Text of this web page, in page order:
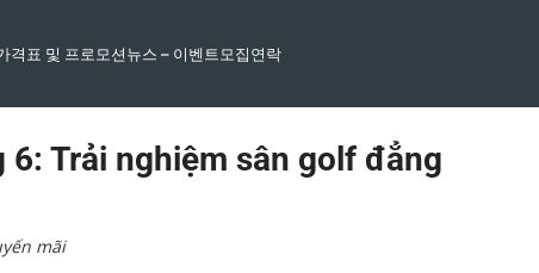
격표 및 프로모션뉴스 – 이벤트 모집연락
Trải nghiệm sân golf đẳng
mãi